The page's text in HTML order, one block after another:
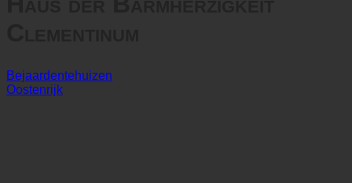
Bejaardentehuizen